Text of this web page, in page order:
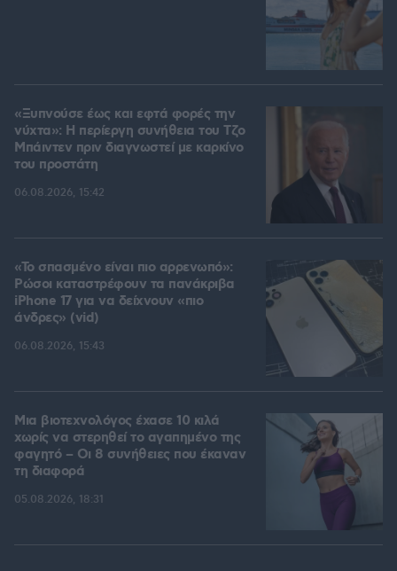
«Ξυπνούσε έως και εφτά φορές την
νύχτα»: Η περίεργη συνήθεια του Τζο
Μπάιντεν πριν διαγνωστεί με καρκίνο
του προστάτη
06.08.2026, 15:42
«Το σπασμένο είναι πιο αρρενωπό»:
Ρώσοι καταστρέφουν τα πανάκριβα
iPhone 17 για να δείχνουν «πιο
άνδρες» (vid)
06.08.2026, 15:43
Μια βιοτεχνολόγος έχασε 10 κιλά
χωρίς να στερηθεί το αγαπημένο της
φαγητό – Οι 8 συνήθειες που έκαναν
τη διαφορά
05.08.2026, 18:31